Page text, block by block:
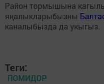
Район тормышына
яңалыкларыбызны
каналыбызда да укыгыз.
Теги:
ПОМИДОР